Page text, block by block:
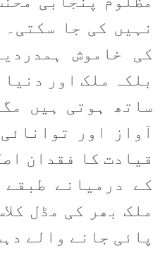
نہیں کی جا
کی خاموش
بلکہ ملک اور
ساتھ ہوتی ہیں
آواز اور
قیادت کا فقدان
کے درمیانے
ملک بھر کی مڈل
پائی جانے والے